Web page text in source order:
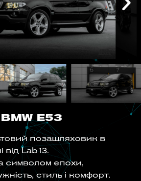
BMW E53
позашляховик в
від Lab13.
символом епохи,
стиль і комфорт.